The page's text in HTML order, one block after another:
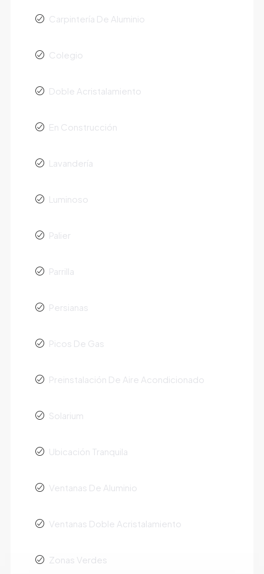
Carpintería De Aluminio
Colegio
Doble Acristalamiento
En Construcción
Lavandería
Luminoso
Palier
Parrilla
Persianas
Picos De Gas
Preinstalación De Aire Acondicionado
Solarium
Ubicación Tranquila
Ventanas De Aluminio
Ventanas Doble Acristalamiento
Zonas Verdes